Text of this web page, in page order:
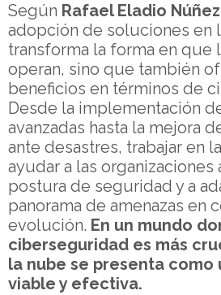
Según Rafael Eladio
adopción de soluciones en
transforma la forma en que
operan, sino que también
beneficios en términos de
Desde la implementación
avanzadas hasta la mejora
ante desastres, trabajar en
ayudar a las
postura de seguridad y a
panorama de amenazas en
evolución. En un mundo
ciberseguridad es más
la nube se presenta como
viable y efectiva.